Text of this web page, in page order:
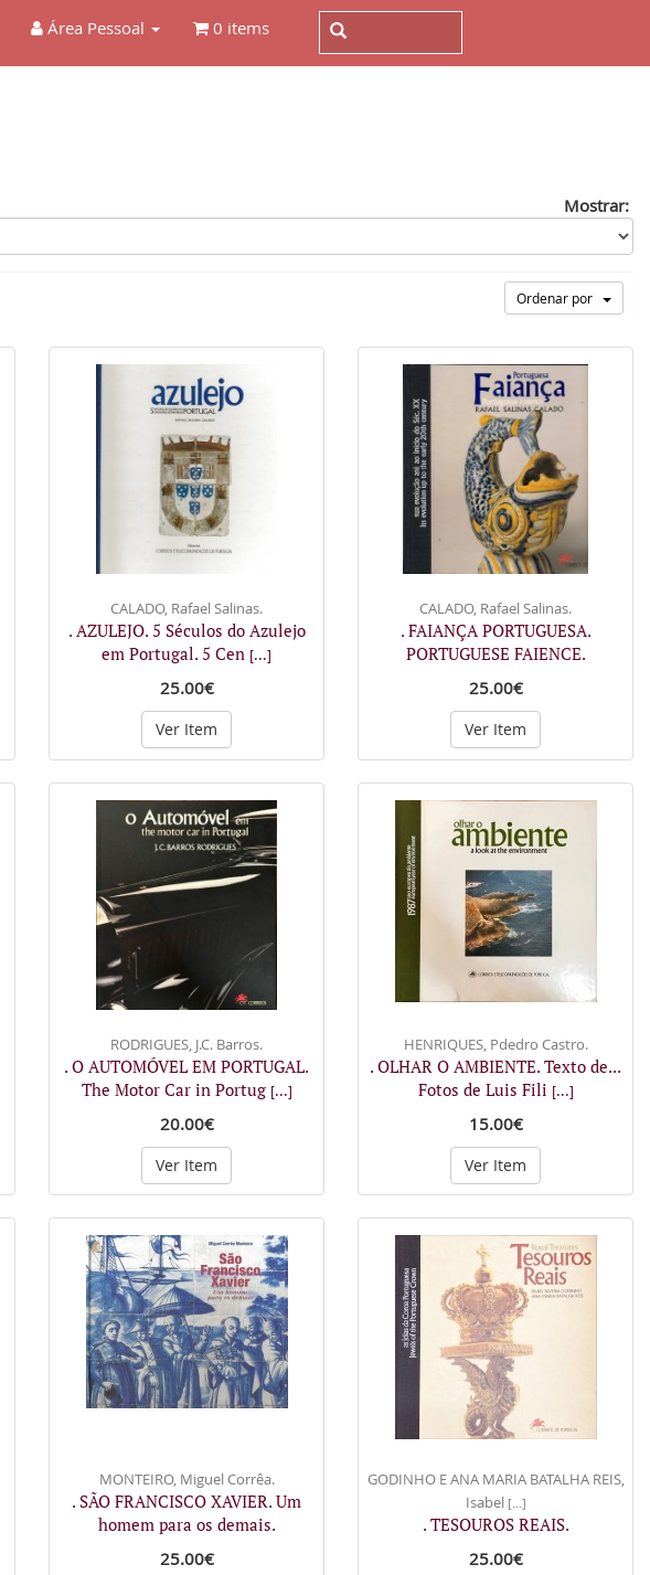
Área Pessoal 0 items
Mostrar:
Ordenar por
CALADO, Rafael Salinas.
. AZULEJO. 5 Séculos do Azulejo
em Portugal. 5 Cen [...]
25.00€
Ver Item
CALADO, Rafael Salinas.
. FAIANÇA PORTUGUESA.
PORTUGUESE FAIENCE.
25.00€
Ver Item
RODRIGUES, J.C. Barros.
. O AUTOMÓVEL EM PORTUGAL.
The Motor Car in Portug [...]
20.00€
Ver Item
HENRIQUES, Pdedro Castro.
. OLHAR O AMBIENTE. Texto de...
Fotos de Luis Fili [...]
15.00€
Ver Item
MONTEIRO, Miguel Corrêa.
. SÃO FRANCISCO XAVIER. Um
homem para os demais.
25.00€
GODINHO E ANA MARIA BATALHA REIS,
Isabel [...]
. TESOUROS REAIS.
25.00€